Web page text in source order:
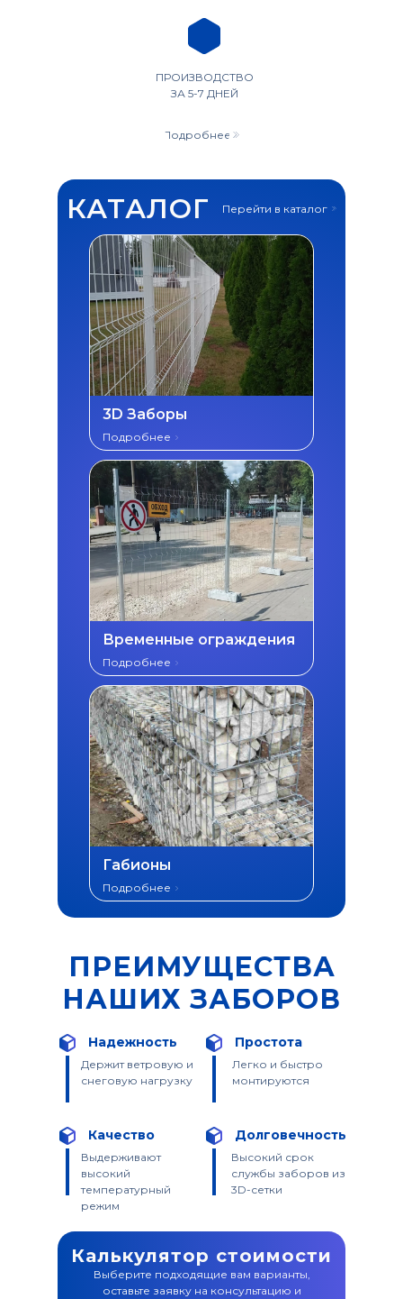
Подробнее
ПРОИЗВОДСТВО
ЗА 5-7 ДНЕЙ
Габионы
Подробнее
Временные ограждения
Подробнее
3D Заборы
Подробнее
КАТАЛОГ Перейти в каталог
Выдерживают
высокий
температурный
режим
Качество
Высокий срок
службы заборов из
3D-сетки
Долговечность
Простота
Легко и быстро
монтируются
Надежность
Держит ветровую и
снеговую нагрузку
ПРЕИМУЩЕСТВА
НАШИХ ЗАБОРОВ
Калькулятор стоимости
Выберите подходящие вам варианты,
оставьте заявку на консультацию и